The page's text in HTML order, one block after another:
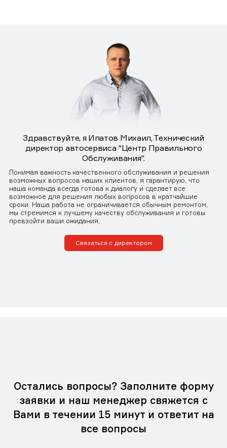
Здравствуйте, я Ипатов Михаил, Технический
директор автосервиса "Центр Правильного
Обслуживания".
Понимая важность качественного обслуживания и решения
возможных вопросов наших клиентов, я гарантирую, что
наша команда всегда готова к диалогу и сделает все
возможное для решения любых вопросов в кратчайшие
сроки. Наша работа не ограничивается обычным ремонтом,
мы стремимся к лучшему качеству обслуживания и готовы
превзойти ваши ожидания.
Связаться с директором
Остались вопросы? Заполните форму
заявки и наш менеджер свяжется с
Вами в течении 15 минут и ответит на
все вопросы